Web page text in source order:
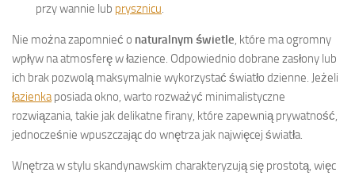
przy wannie lub prysznicu
Nie można zapomnieć o naturalnym świetle , które ma ogromny
wpływ na atmosferę w łazience. Odpowiednio dobrane zasłony lub
ich brak pozwolą maksymalnie wykorzystać światło dzienne. Jeżeli
łazienka posiada okno, warto rozważyć minimalistyczne
rozwiązania, takie jak delikatne firany, które zapewnią prywatność,
jednocześnie wpuszczając do wnętrza jak najwięcej światła.
Wnętrza w stylu skandynawskim charakteryzują się prostotą, więc